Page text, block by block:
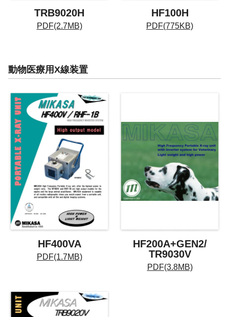
TRB9020H
PDF(2.7MB)
HF100H
PDF(775KB)
動物医療用X線装置
HF400VA
PDF(1.7MB)
HF200A+GEN2/
TR9030V
PDF(3.8MB)